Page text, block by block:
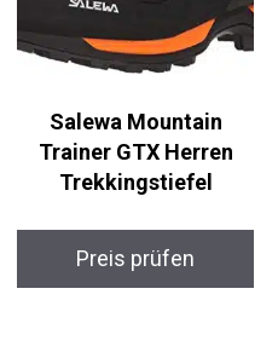
Salewa Mountain
Trainer GTX Herren
Trekkingstiefel
Preis prüfen